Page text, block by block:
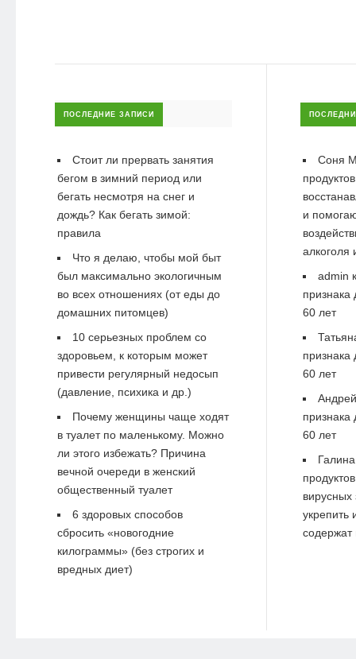
ПОСЛЕДНИЕ ЗАПИСИ
Стоит ли прервать занятия
бегом в зимний период или
бегать несмотря на снег и
дождь? Как бегать зимой:
правила
Что я делаю, чтобы мой быт
был максимально экологичным
во всех отношениях (от еды до
домашних питомцев)
10 серьезных проблем со
здоровьем, к которым может
привести регулярный недосып
(давление, психика и др.)
Почему женщины чаще ходят
в туалет по маленькому. Можно
ли этого избежать? Причина
вечной очереди в женский
общественный туалет
6 здоровых способов
сбросить «новогодние
килограммы» (без строгих и
вредных диет)
Соня
и
алкоголя
admin
60 лет
60 лет
Андрей
60 лет
Галина
вирусных
укрепить
содержат